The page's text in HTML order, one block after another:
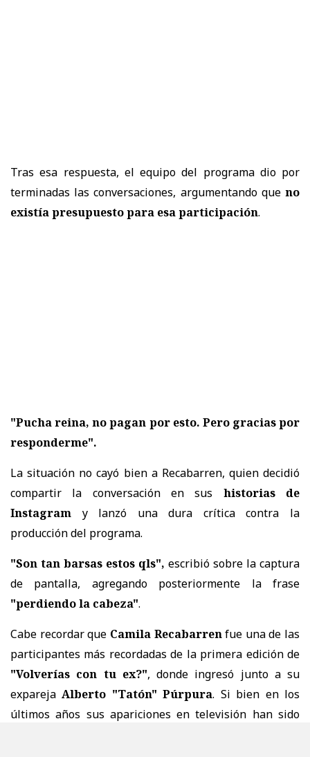
Tras esa respuesta, el equipo del programa dio por
terminadas las conversaciones, argumentando que no
existía presupuesto para esa participación.
"Pucha reina, no pagan por esto. Pero gracias por
responderme".
La situación no cayó bien a Recabarren, quien decidió
compartir la conversación en sus historias de
Instagram y lanzó una dura crítica contra la
producción del programa.
"Son tan barsas estos qls", escribió sobre la captura
de pantalla, agregando posteriormente la frase
"perdiendo la cabeza".
Cabe recordar que Camila Recabarrenfue una de las
participantes más recordadas de la primera edición de
"Volverías con tu ex?", donde ingresó junto a su
exparejaAlberto "Tatón" Púrpura. Si bien en los
últimos años sus apariciones en televisión han sido